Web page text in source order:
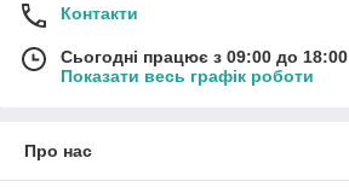
Контакти
Сьогодні працює з 09:00 до 18:00
Показати весь графік роботи
Про нас